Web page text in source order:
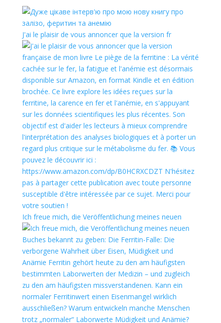
J'ai le plaisir de vous annoncer que la version fr
Ich freue mich, die Veröffentlichung meines neuen